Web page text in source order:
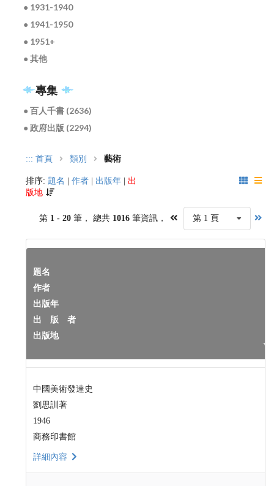
● 1931-1940
● 1941-1950
● 1951+
● 其他
專集
● 百人千書 (2636)
● 政府出版 (2294)
::: 首頁 類別 藝術
排序: 題名 作者 出版年
出
版地
第 1 - 20 筆， 總共 1016筆資訊， 第 1 頁
題名
作者
出版年
出 版 者
出版地
中國美術發達史
劉思訓著
1946
商務印書館
詳細內容